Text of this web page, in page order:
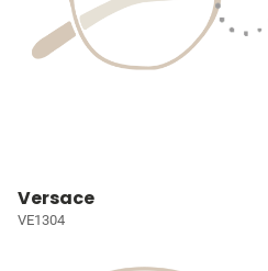
Versace
VE1304